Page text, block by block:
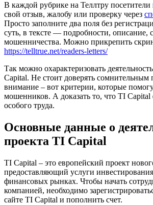
В каждой рубрике на Теллтру посетители
свой отзыв, жалобу или проверку через
Просто заполните два поля без
суть, в тексте — подробности, описание,
мошенничества. Можно прикрепить
https://telltrue.net/readers-letters/
Так можно охарактеризовать
Capital. Не стоит доверять сомнительным
внимание – вот критерии, которые
мошенников. А доказать то, что TI Capital
особого труда.
Основные данные о
проекта TI Capital
TI Capital – это европейский проект
предоставляющий услуги
финансовых рынках. Чтобы начать
компанией, необходимо
сайте TI Capital и пополнить счет.